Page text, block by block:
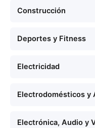
Construcción
Deportes y Fitness
Electricidad
Electrodomésticos y
Electrónica, Audio y